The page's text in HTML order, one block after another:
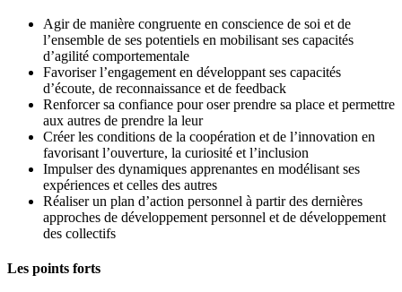
Agir de manière congruente en conscience de soi et de
l’ensemble de ses potentiels en mobilisant ses capacités
d’agilité comportementale
Favoriser l’engagement en développant ses capacités
d’écoute, de reconnaissance et de feedback
Renforcer sa confiance pour oser prendre sa place et permettre
aux autres de prendre la leur
Créer les conditions de la coopération et de l’innovation en
favorisant l’ouverture, la curiosité et l’inclusion
Impulser des dynamiques apprenantes en modélisant ses
expériences et celles des autres
Réaliser un plan d’action personnel à partir des dernières
approches de développement personnel et de développement
des collectifs
Les points forts